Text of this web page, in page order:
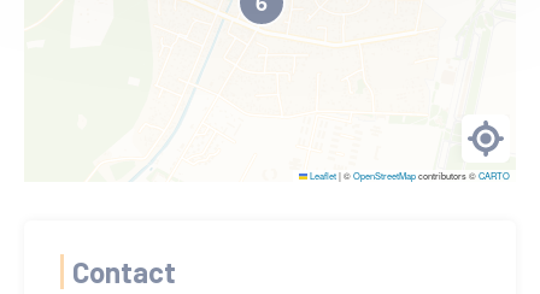
Leaflet|©OpenStreetMapcontributors ©CARTO
Me
Contact